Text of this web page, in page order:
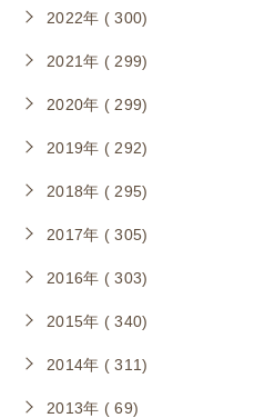
2022年 ( 300)
2021年 ( 299)
2020年 ( 299)
2019年 ( 292)
2018年 ( 295)
2017年 ( 305)
2016年 ( 303)
2015年 ( 340)
2014年 ( 311)
2013年 ( 69)